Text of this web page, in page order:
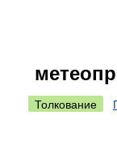
Толкование